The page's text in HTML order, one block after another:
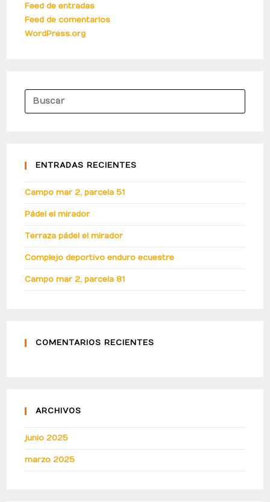
Feed de entradas
Feed de comentarios
WordPress.org
ENTRADAS RECIENTES
Campo mar 2, parcela 51
Pádel el mirador
Terraza pádel el mirador
Complejo deportivo enduro ecuestre
Campo mar 2, parcela 81
COMENTARIOS RECIENTES
ARCHIVOS
junio 2025
marzo 2025